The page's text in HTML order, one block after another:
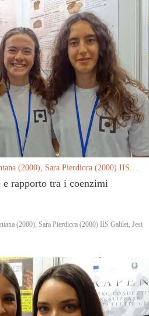
(2000), Sara Pierdicca (2000) IIS
rapporto tra i coenzimi
(2000), Sara Pierdicca (2000) IIS Galilei, Jesi